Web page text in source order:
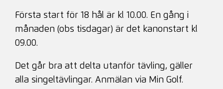
Första start för 18 hål är kl 10.00. En gång i
månaden (obs tisdagar) är det kanonstart kl
09.00.
Det går bra att delta utanför tävling, gäller
alla singeltävlingar. Anmälan via Min Golf.